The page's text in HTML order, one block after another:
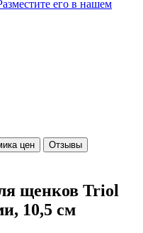
его в нашем
цен
Отзывы
щенков Triol
10,5 см